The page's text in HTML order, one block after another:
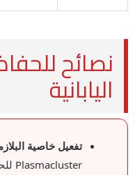
نصائح
اليابانية
تفعيل خاصية
Plasmacluster للحفاظ على هواء نقي ومنع الروائح.